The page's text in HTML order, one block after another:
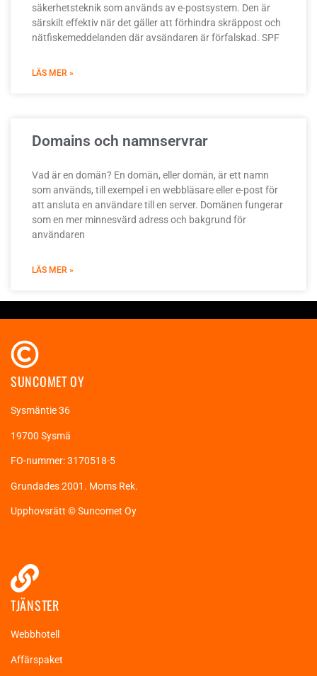
säkerhetsteknik som används av e-postsystem. Den är
särskilt effektiv när det gäller att förhindra skräppost och
nätfiskemeddelanden där avsändaren är förfalskad. SPF
LÄS MER »
Domains och namnservrar
Vad är en domän? En domän, eller domän, är ett namn
som används, till exempel i en webbläsare eller e-post för
att ansluta en användare till en server. Domänen fungerar
som en mer minnesvärd adress och bakgrund för
användaren
LÄS MER »
SUNCOMET OY
Sysmäntie 36
19700 Sysmä
FO-nummer: 3170518-5
Grundades 2001. Moms Rek.
Upphovsrätt © Suncomet Oy
TJÄNSTER
Webbhotell
Affärspaket